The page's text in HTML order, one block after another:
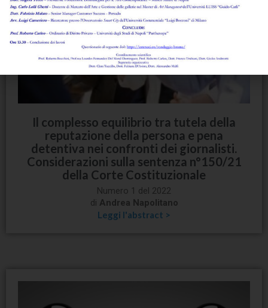
Il complesso equilibrio tra tutela della
reputazione della persona e pena
detentiva nei confronti dei giornalisti.
Considerazioni sulla sentenza n°150/21
della Corte Costituzionale
Numero 1 del 2022
di Andrea Napolitano
Leggi l'abstract >